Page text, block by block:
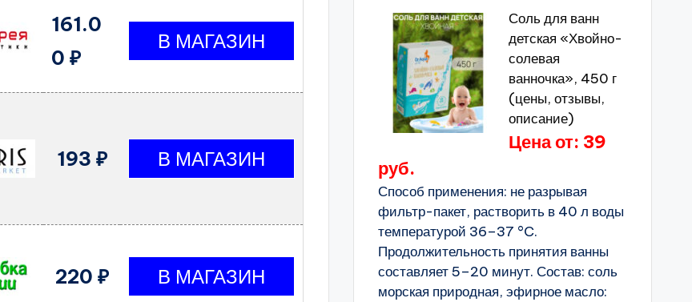
161.0
0 ₽
193 ₽
220 ₽
Соль для ванн
детская «Хвойно-
солевая
ванночка», 450 г
(цены, отзывы,
описание)
Цена от: 39
руб.
Способ применения: не разрывая
фильтр-пакет, растворить в 40 л воды
температурой 36–37 °C.
Продолжительность принятия ванны
составляет 5–20 минут. Состав: соль
морская природная, эфирное масло: